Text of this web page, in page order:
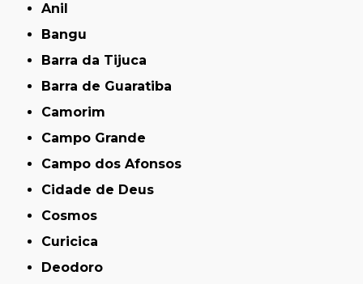
Anil
Bangu
Barra da Tijuca
Barra de Guaratiba
Camorim
Campo Grande
Campo dos Afonsos
Cidade de Deus
Cosmos
Curicica
Deodoro